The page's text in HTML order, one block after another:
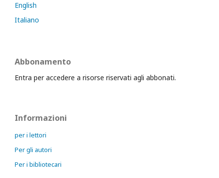
English
Italiano
Abbonamento
Entra per accedere a risorse riservati agli abbonati.
Informazioni
per i lettori
Per gli autori
Per i bibliotecari